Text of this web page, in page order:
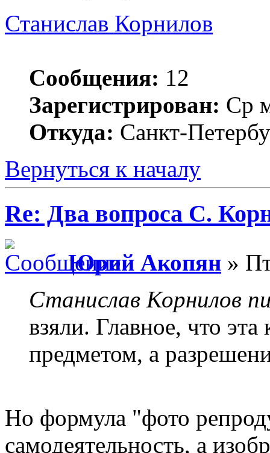
Станислав Корнилов
Сообщения: 12
Зарегистрирован: Ср
Откуда: Санкт-
Вернуться к началу
Re: Два вопроса С.
Юрий Акопян »
Станислав Корнилов
взяли. Главное, что
предметом, а
Но формула "фото
самодеятельность, а